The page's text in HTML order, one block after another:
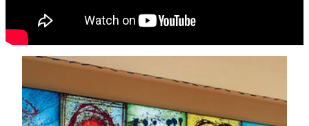
MGMでめぐるアートの世界